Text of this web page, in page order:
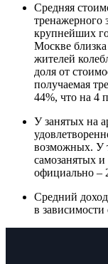
Средняя
тренажерного
крупнейших
Москве
жителей
доля от
получаемая
44%, что на 4
У занятых на
возможных. У
самозанятых
официально –
Средний доход
в